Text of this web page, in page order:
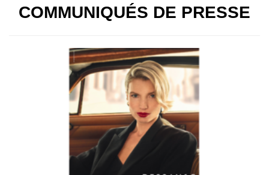
COMMUNIQUÉS DE PRESSE